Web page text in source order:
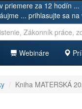
priemere za 12 hodín
... prihlasujte sa
Webináre
Kniha MATERSKÁ